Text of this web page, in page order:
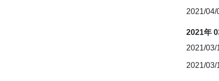
2021/04/
2021年
2021/03/
2021/03/